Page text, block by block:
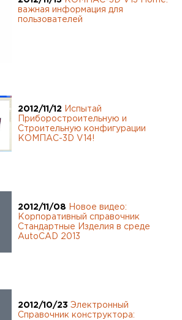
Восстановить пароль
Зарегистрироваться
в образовании
Строительство
ICE
Приборостроение
в образовании
важная информация для
пользователей
2012/11/12 Испытай
Приборостроительную и
Строительную конфигурации
КОМПАС-3D V14!
2012/11/08 Новое видео:
Корпоративный справочник
Стандартные Изделия в среде
AutoCAD 2013
2012/10/23 Электронный
Справочник конструктора: